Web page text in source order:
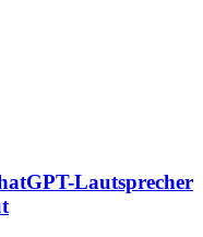
Lautsprecher